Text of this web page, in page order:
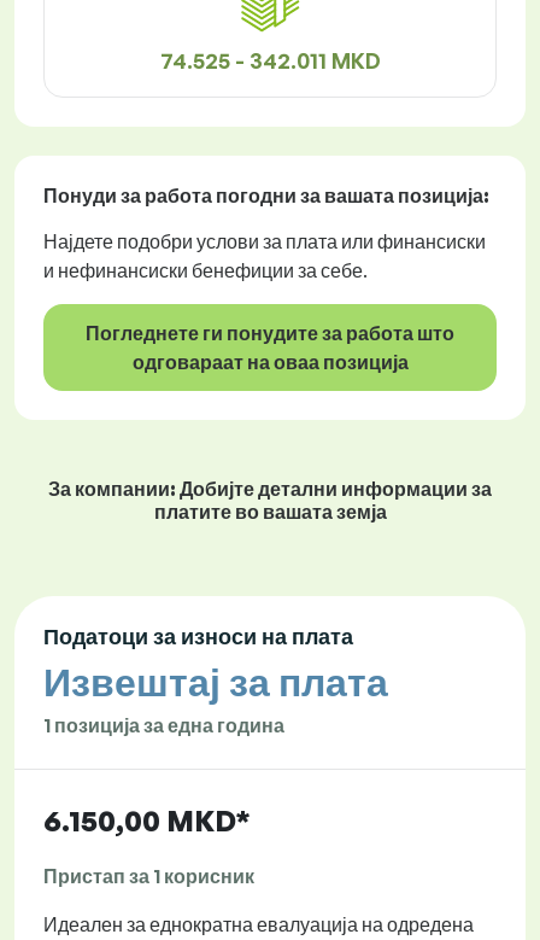
74.525 - 342.011 MKD
Понуди за работа погодни за вашата позиција:
Најдете подобри услови за плата или финансиски
и нефинансиски бенефиции за себе.
Погледнете ги понудите за работа што
одговараат на оваа позиција
За компании: Добијте детални информации за
платите во вашата земја
Податоци за износи на плата
Извештај за плата
1 позиција за една година
6.150,00 MKD*
Пристап за 1 корисник
Идеален за еднократна евалуација на одредена